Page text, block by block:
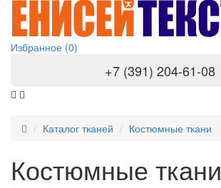
Избранное (0)
+7 (391) 204-61-08
Каталог тканей Костюмные ткани
Костюмные ткани